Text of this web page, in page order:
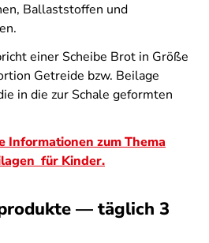
Ballaststoffen und
einer Scheibe Brot in Größe
Getreide bzw. Beilage
in die zur Schale geformten
Informationen zum Thema
für Kinder.
— täglich 3